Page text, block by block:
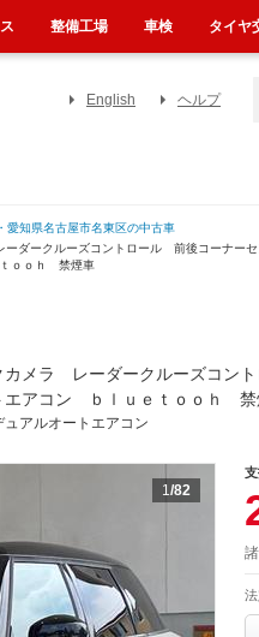
English ヘルプ
愛知県名古屋市名東区の中古車
ダークルーズコントロール 前後コーナー
ｏｏｈ 禁煙車
ラ レーダークルーズコン
アコン ｂｌｕｅｔｏｏｈ 禁
アルオートエアコン
1/82
法
整備工場 車検 タイヤ